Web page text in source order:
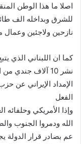
اصلا ما هذا الوطن
للشرق وبداخله الف
نازحين ولاجئين
كما ان اللبناني الذي
نشر 10 آلاف
الإمداد الإيراني عن
الفعل
وإذا الأمريكي
الله ودمروا الجنوب
عم بصادر قرار الدولة